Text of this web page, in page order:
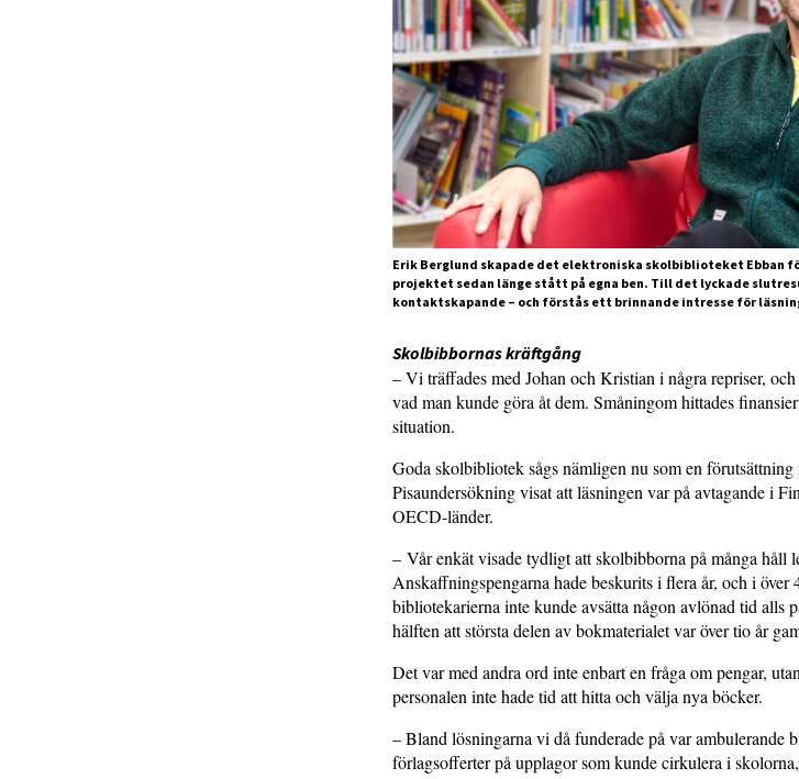
Erik Berglund skapade det elektroniska skolbiblioteket Ebban
projektet sedan länge stått på egna ben. Till det lyckade
kontaktskapande – och förstås ett brinnande intresse för
Skolbibbornas kräftgång
– Vi träffades med Johan och Kristian i några repriser,
vad man kunde göra åt dem. Småningom hittades
situation.
Goda skolbibliotek sågs nämligen nu som en
Pisaundersökning visat att läsningen var på avtagande i
OECD-länder.
– Vår enkät visade tydligt att skol­bibborna på många håll
Anskaffningspengarna hade beskurits i flera år, och i över
bibliotekarierna inte kunde avsätta någon avlönad tid alls
hälften att största delen av bokmaterialet var över tio år
Det var med andra ord inte enbart en fråga om pengar,
personalen inte hade tid att hitta och välja nya böcker.
– Bland lösningarna vi då funderade på var
förlagsofferter på upp­lagor som kunde cirkulera i